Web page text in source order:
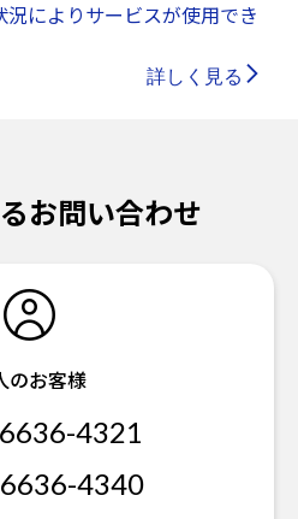
によりサービスが使用でき
詳しく見る
お問い合わせ
のお客様
4321
4340